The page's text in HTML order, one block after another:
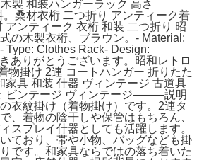
製 和装ハンガーラック 高さ
桑材衣桁 二つ折り アンティーク着
アンティーク 衣桁 和装 二つ折り 昭
の木製衣桁、ブラウン。- Material:
Type: Clothes Rack- Design:
ありがとうございます。昭和レトロ
物掛け 2連 コートハンガー 折りたた
家具 和装 什器 ヴィンテージ 古道具
ビンテージ ヴィンテージ⸻説明
衣紋掛け（着物掛け）です。2連タ
、着物の陰干しや保管はもちろん、
スプレイ什器としても活躍します。
ており、帯や小物、バッグなども掛
です。和家具ならではの落ち着いた